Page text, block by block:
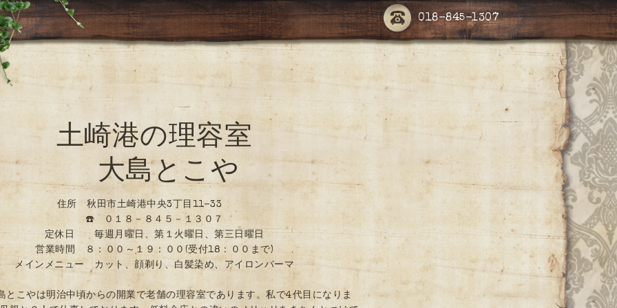
018-845-1307
土崎港の理容室
大島とこや
住所 秋田市土崎港中央3丁目11-33
☎️ ０１８－８４５－１３０７
定休日 毎週月曜日、第１火曜日、第三日曜日
営業時間 ８：００～１９：００(受付18：００まで)
メインメニュー カット、顔剃り、白髪染め、アイロンパーマ
とこやは明治中頃からの開業で老舗の理容室であります。私で4代目になりま